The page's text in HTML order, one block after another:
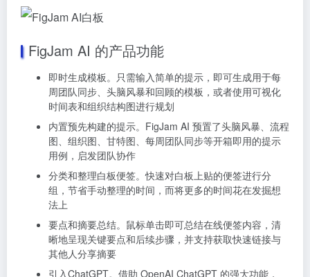
FigJam AI 的产品功能
即时生成模板。只需输入简单的提示，即可生成用于每
周团队同步、头脑风暴和回顾的模板，或者使用可视化
时间表和组织结构图进行规划
内置预先构建的提示。FigJam AI 预置了头脑风暴、流程
图、组织图、甘特图、每周团队同步等开箱即用的提示
用例，启发团队协作
分类和整理白板便签。快速对白板上贴的便签进行分
组，节省手动整理的时间，而将更多的时间花在发掘想
法上
要点和摘要总结。鼠标单击即可总结在线便签内容，清
晰地呈现关键要点和后续步骤，并支持获取快速链接与
其他人分享摘要
引入ChatGPT。借助 OpenAI ChatGPT 的强大功能，